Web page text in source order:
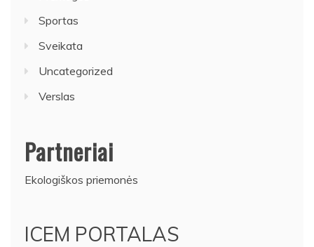
Sportas
Sveikata
Uncategorized
Verslas
Partneriai
Ekologiškos priemonės
ICEM PORTALAS